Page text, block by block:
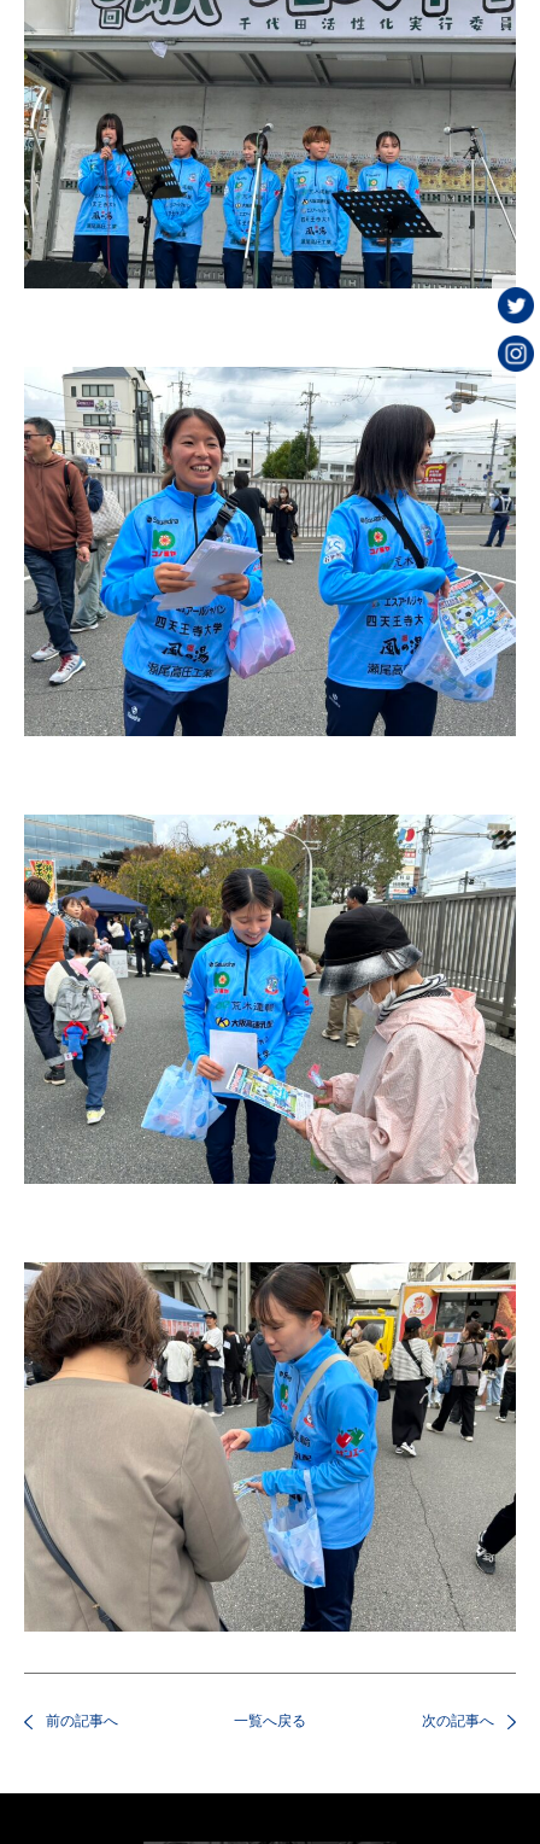
前の記事へ 一覧へ戻る 次の記事へ